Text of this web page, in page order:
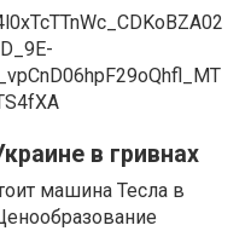
в гривнах
машина Тесла в